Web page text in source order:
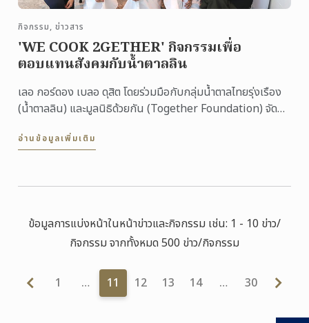
กิจกรรม, ข่าวสาร
'WE COOK 2GETHER' กิจกรรมเพื่อ
ตอบแทนสังคมกับน้ำตาลลิน
เลอ กอร์ดอง เบลอ ดุสิต โดยร่วมมือกับกลุ่มน้ำตาลไทยรุ่งเรือง
(น้ำตาลลิน) และมูลนิธิด้วยกัน (Together Foundation) จัด
อ่านข้อมูลเพิ่มเติม
ข้อมูลการแบ่งหน้าในหน้าข่าวและกิจกรรม เช่น: 1 - 10 ข่าว/
กิจกรรม จากทั้งหมด 500 ข่าว/กิจกรรม
1 … 11 12 13 14 … 30